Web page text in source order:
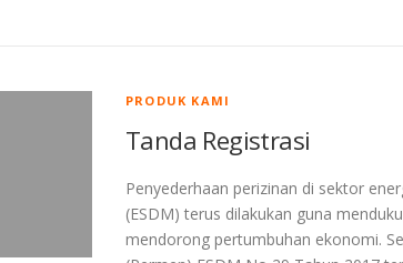
PRODUK KAMI
Tanda Registrasi
Penyederhaan perizinan di sektor
(ESDM) terus dilakukan guna
mendorong pertumbuhan ekonomi.